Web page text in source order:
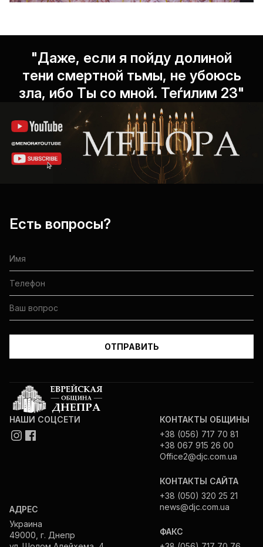
"Даже, если я пойду долиной
тени смертной тьмы, не убоюсь
зла, ибо Ты со мной. Теѓилим 23"
Есть вопросы?
НАШИ СОЦСЕТИ
АДРЕС
Украина
49000, г. Днепр
КОНТАКТЫ ОБЩИНЫ
+38 (056) 717 70 81
+38 067 915 26 00
Office2@djc.com.ua
КОНТАКТЫ САЙТА
+38 (050) 320 25 21
news@djc.com.ua
ФАКС